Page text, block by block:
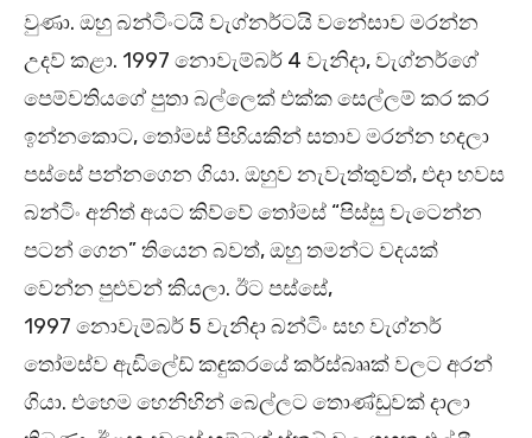
වුණා. ඔහු බන්ටිංටයි වැග්නර්ටයි වනේසාව මරන්න
උදව් කළා. 1997 නොවැම්බර් 4 වැනිදා, වැග්නර්ගේ
පෙම්වතියගේ පුතා බල්ලෙක් එක්ක සෙල්ලම් කර කර
ඉන්නකොට, තෝමස් පිහියකින් සතාව මරන්න හදලා
පස්සේ පන්නගෙන ගියා. ඔහුව නැවැත්තුවත්, එදා හවස
බන්ටිං අනිත් අයට කිව්වේ තෝමස් “පිස්සු වැටෙන්න
පටන් ගෙන” තියෙන බවත්, ඔහු තමන්ට වදයක්
වෙන්න පුළුවන් කියලා. ඊට පස්සේ,
1997 නොවැම්බර් 5 වැනිදා බන්ටිං සහ වැග්නර්
තෝමස්ව ඇඩිලේඩ් කඳුකරයේ කර්ස්බෲක් වලට අරන්
ගියා. එහෙම හෙනිහින් බෙල්ලට තොණ්ඩුවක් දාලා